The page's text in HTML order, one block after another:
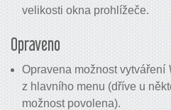
velikosti okna prohlížeče.
Opraveno
Opravena možnost vytváření
z hlavního menu (dříve u
možnost povolena).